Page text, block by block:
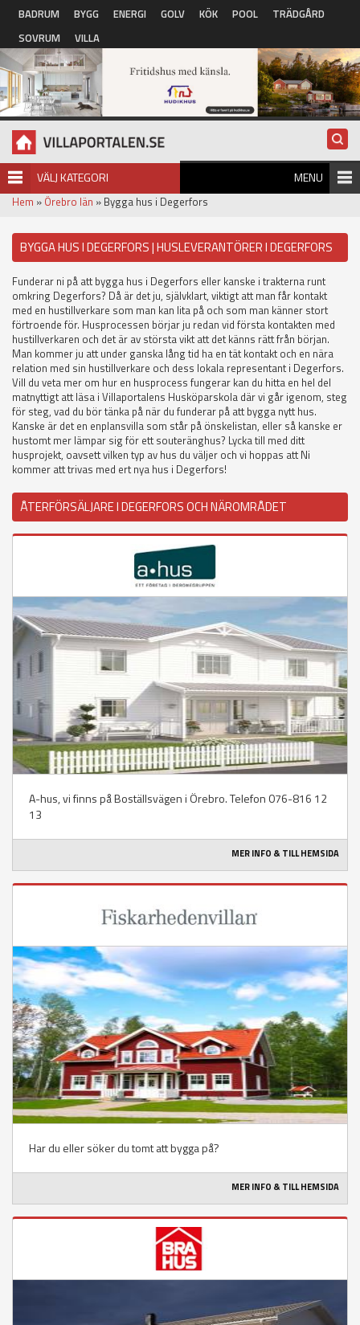
Hoppa till huvudinnehåll
BADRUM BYGG ENERGI GOLV KÖK POOL
TRÄDGÅRD
SOVRUM
VILLA
VÄLJ KATEGORI MENU
Hem » Örebro län » Bygga hus i Degerfors
BYGGA HUS I DEGERFORS | HUSLEVERANTÖRER I DEGERFORS
Funderar ni på att bygga hus i Degerfors eller kanske i trakterna runt
omkring Degerfors? Då är det ju, självklart, viktigt att man får kontakt
med en hustillverkare som man kan lita på och som man känner stort
förtroende för. Husprocessen börjar ju redan vid första kontakten med
hustillverkaren och det är av största vikt att det känns rätt från början.
Man kommer ju att under ganska lång tid ha en tät kontakt och en nära
relation med sin hustillverkare och dess lokala representant i Degerfors.
Vill du veta mer om hur en husprocess fungerar kan du hitta en hel del
matnyttigt att läsa i Villaportalens Husköparskola där vi går igenom, steg
för steg, vad du bör tänka på när du funderar på att bygga nytt hus.
Kanske är det en enplansvilla som står på önskelistan, eller så kanske er
hustomt mer lämpar sig för ett souteränghus? Lycka till med ditt
husprojekt, oavsett vilken typ av hus du väljer och vi hoppas att Ni
kommer att trivas med ert nya hus i Degerfors!
ÅTERFÖRSÄLJARE I DEGERFORS OCH NÄROMRÅDET
A-hus, vi finns på Boställsvägen i Örebro. Telefon 076-816 12
13
MER INFO & TILL HEMSIDA
Har du eller söker du tomt att bygga på?
MER INFO & TILL HEMSIDA